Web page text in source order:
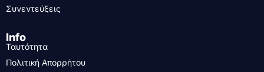
Συνεντεύξεις
Info
Ταυτότητα
Πολιτική Απορρήτου